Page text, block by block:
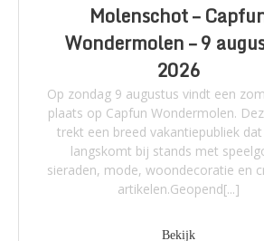
Molenschot –
Wondermolen – 9
2026
Op zondag 9 augustus vindt een
plaats op Capfun Wondermolen.
trekt een breed vakantiepubliek
langskomt bij stands met
sieraden, mode, woondecoratie en
artikelen.Geopend[...]
Bekijk